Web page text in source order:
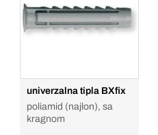
univerzalna tipla BXfix
poliamid (najlon), sa
kragnom